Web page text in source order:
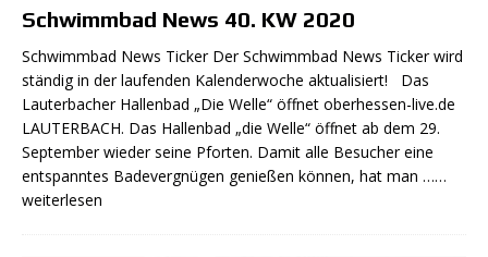
Schwimmbad News 40. KW 2020
Schwimmbad News Ticker Der Schwimmbad News Ticker wird
ständig in der laufenden Kalenderwoche aktualisiert! Das
Lauterbacher Hallenbad „Die Welle“ öffnet oberhessen-live.de
LAUTERBACH. Das Hallenbad „die Welle“ öffnet ab dem 29.
September wieder seine Pforten. Damit alle Besucher eine
entspanntes Badevergnügen genießen können, hat man ……
weiterlesen